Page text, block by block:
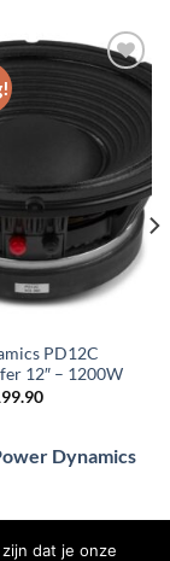
Toevoegen
aan
PD12C
12″ – 1200W
Huidige
Dynamics
dat je onze